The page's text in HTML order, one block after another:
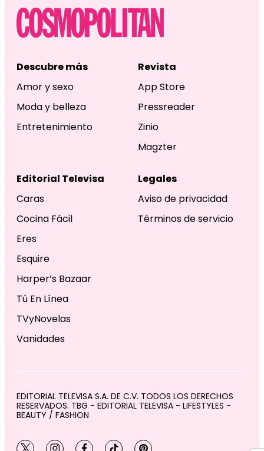
Descubre más
Amor y sexo
Moda y belleza
Entretenimiento
Revista
App Store
Pressreader
Zinio
Magzter
Editorial Televisa
Caras
Cocina Fácil
Eres
Esquire
Harper’s Bazaar
Tú En Línea
TVyNovelas
Vanidades
Legales
Aviso de privacidad
Términos de servicio
EDITORIAL TELEVISA S.A. DE C.V. TODOS LOS DERECHOS
RESERVADOS. TBG - EDITORIAL TELEVISA - LIFESTYLES -
BEAUTY / FASHION